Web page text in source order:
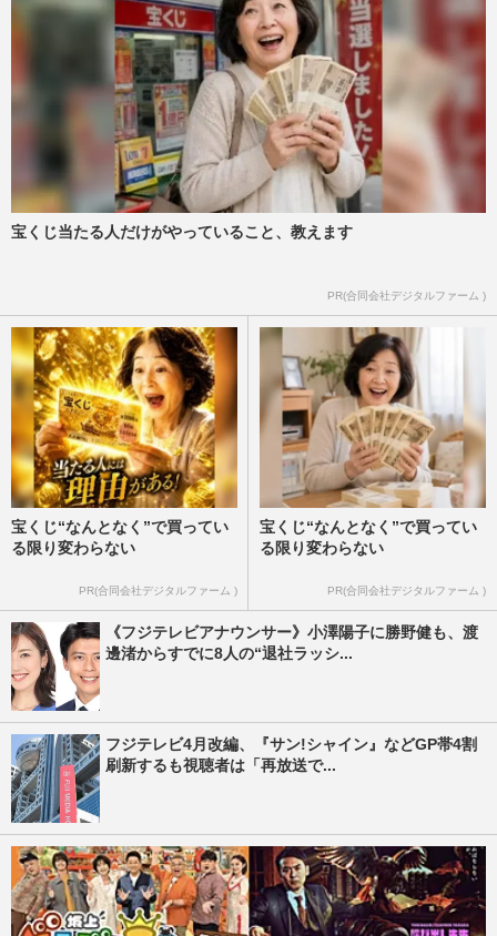
宝くじ当たる人だけがやっていること、教えます
PR(合同会社デジタルファーム )
宝くじ“なんとなく”で買ってい
る限り変わらない
PR(合同会社デジタルファーム )
宝くじ“なんとなく”で買ってい
る限り変わらない
PR(合同会社デジタルファーム )
《フジテレビアナウンサー》小澤陽子に勝野健も、渡
邊渚からすでに8人の“退社ラッシ...
フジテレビ4月改編、『サン!シャイン』などGP帯4割
刷新するも視聴者は「再放送で...